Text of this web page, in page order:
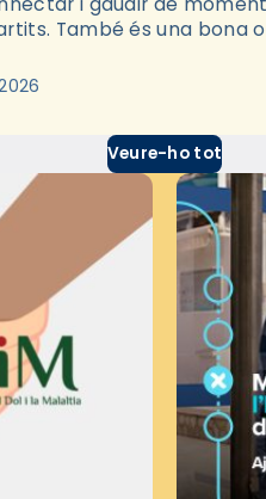
També és una bona
cinema, reflexionar
Veure-ho tot